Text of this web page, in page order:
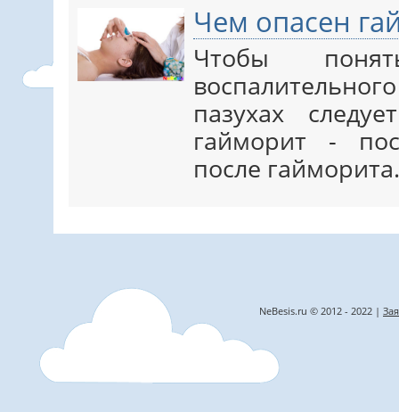
Чем опасен
Чтобы
пазухах
гайморит -
после
NeBesis.ru © 2012 - 2022 |